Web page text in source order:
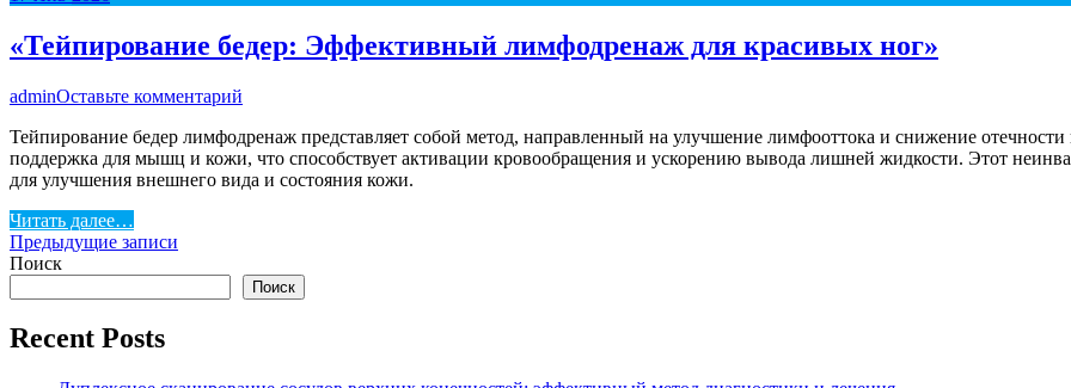
«Тейпирование бедер: Эффективный лимфодренаж для красивых ног»
adminОставьте комментарий
Тейпирование бедер лимфодренаж представляет собой метод, направленный на улучшение лимфооттока и снижение
поддержка для мышц и кожи, что способствует активации кровообращения и ускорению вывода лишней жидкости. Этот
для улучшения внешнего вида и состояния кожи.
Читать далее…
Навигация
по
записям
Предыдущие записи
Поиск
Поиск
Recent Posts